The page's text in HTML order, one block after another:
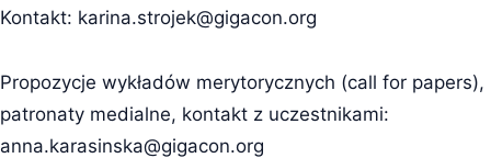
Kontakt: karina.strojek@gigacon.org
Propozycje wykładów merytorycznych (call for papers),
patronaty medialne, kontakt z uczestnikami:
anna.karasinska@gigacon.org